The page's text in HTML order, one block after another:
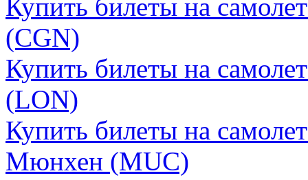
Купить билеты на
(CGN)
Купить билеты на
(LON)
Купить билеты на
Мюнхен (MUC)